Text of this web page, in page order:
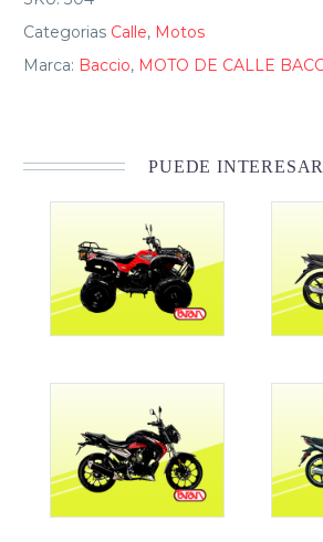
Categorias Calle, Motos
Marca: Baccio, MOTO DE CALLE
PUEDE